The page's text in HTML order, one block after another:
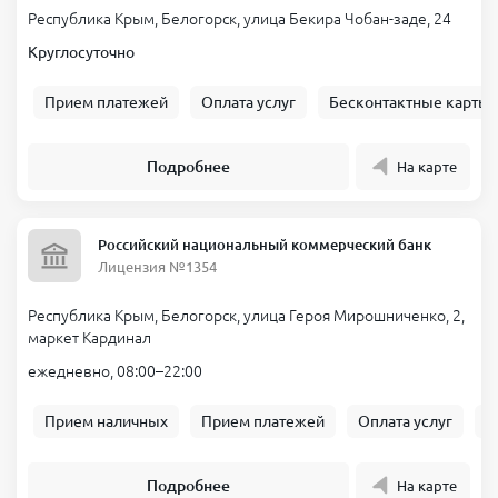
Решение по заявке за 5–15 минут, деньги — сразу на карту.
Минимум документов: паспорт, телефон, карта на ваше имя.
услуг.
Доступны микрозаймы Белогорск с гибким продлением при
Как взять займ в Белогорск
Определите нужную сумму и срок — ориентируйтесь на
Сравните предложения и прочитайте «займ Белогорск
отзывы» в карточке сервиса.
Уточните итоговую стоимость с учетом срока и возможного
Выберите способ получения: на карту, счет, реже — на
Нажмите «Оформить» и заполните короткую анкету.
Республика Крым, Белогорск, улица Бекира Чобан-заде, 24
Круглосуточно
Прием платежей Оплата услуг Бесконтактные карты
Подробнее На карте
Российский национальный коммерческий банк
Лицензия №1354
Республика Крым, Белогорск, улица Героя Мирошниченко, 2,
маркет Кардинал
ежедневно, 08:00–22:00
Прием наличных Прием платежей Оплата услуг
Подробнее На карте